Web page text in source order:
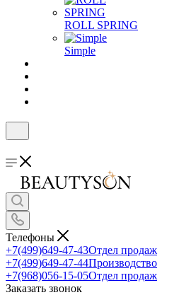
ROLL SPRING
Simple
Телефоны
+7(499)649-47-43Отдел продаж
+7(499)649-47-44Производство
+7(968)056-15-05Отдел продаж
Заказать звонок